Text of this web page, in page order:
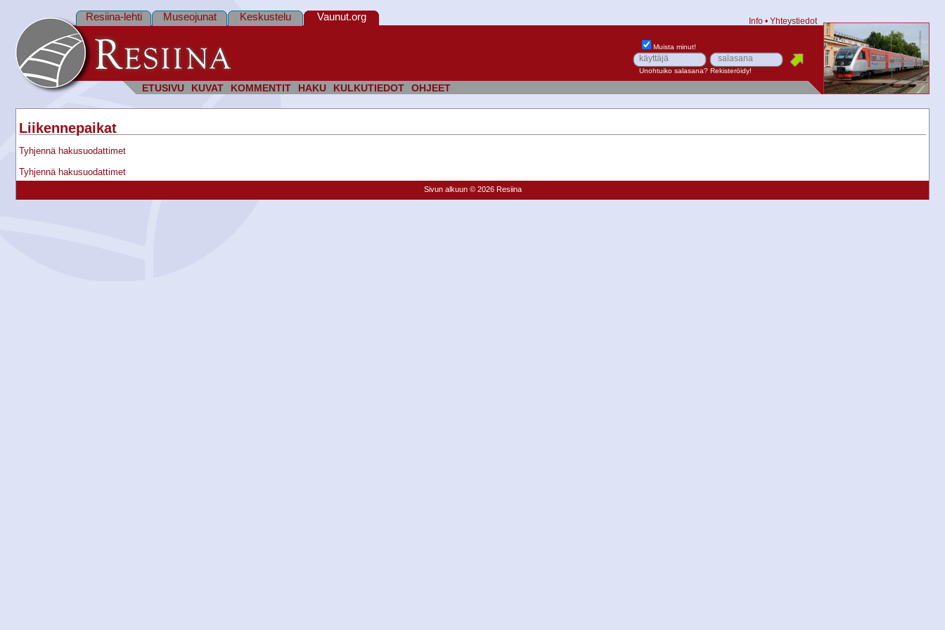
ETUSIVU KUVAT KOMMENTIT HAKU KULKUTIEDOT OHJEET
Resiina-lehti Museojunat Keskustelu Vaunut.org Info • Yhteystiedot
Muista minut!
Unohtuiko salasana? Rekisteröidy!
Liikennepaikat
Tyhjennä hakusuodattimet
Tyhjennä hakusuodattimet
Sivun alkuun © 2026 Resiina